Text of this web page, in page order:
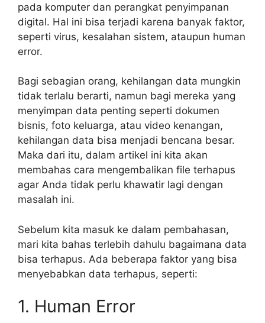
pada komputer dan perangkat penyimpanan
digital. Hal ini bisa terjadi karena banyak faktor,
seperti virus, kesalahan sistem, ataupun human
error.
Bagi sebagian orang, kehilangan data mungkin
tidak terlalu berarti, namun bagi mereka yang
menyimpan data penting seperti dokumen
bisnis, foto keluarga, atau video kenangan,
kehilangan data bisa menjadi bencana besar.
Maka dari itu, dalam artikel ini kita akan
membahas cara mengembalikan file terhapus
agar Anda tidak perlu khawatir lagi dengan
masalah ini.
Sebelum kita masuk ke dalam pembahasan,
mari kita bahas terlebih dahulu bagaimana data
bisa terhapus. Ada beberapa faktor yang bisa
menyebabkan data terhapus, seperti:
1. Human Error